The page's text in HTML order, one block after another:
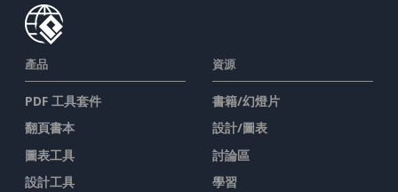
產品
PDF 工具套件
翻頁書本
圖表工具
設計工具
資源
書籍/幻燈片
設計/圖表
討論區
學習